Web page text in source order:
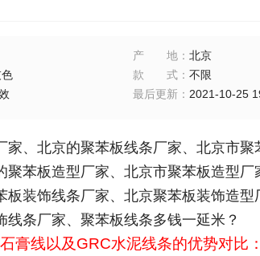
产地： 北京
款式： 不限
最后更新： 2021-10-25
、 北京的聚苯板线条厂家、 北京市聚
聚苯板造型厂家、北京市聚苯板造型
板装饰线条厂家、北京聚苯板装饰造
线条厂家、聚苯板线条多钱一延米？
膏线以及GRC水泥线条的优势对比：